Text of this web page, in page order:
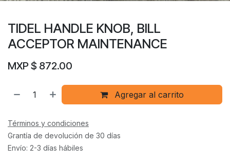
TIDEL HANDLE KNOB, BILL
ACCEPTOR MAINTENANCE
MXP $ 872.00
Agregar al carrito
Términos y condiciones
Grantía de devolución de 30 días
Envío: 2-3 días hábiles